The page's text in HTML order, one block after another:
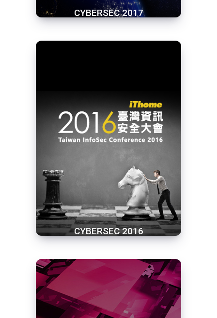
CYBERSEC 2017
CYBERSEC 2016